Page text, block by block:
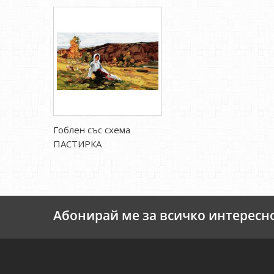
Гоблен със схема
ПАСТИРКА
Абонирай ме за всичко